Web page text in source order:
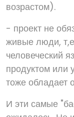
возрастом).
- проект не
живые люди,
человеческий
продуктом или
тоже обладает
И эти самые